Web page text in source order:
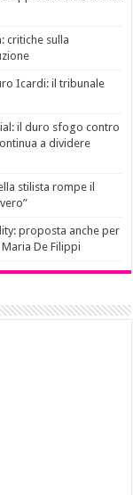
critiche sulla
Icardi: il tribunale
il duro sfogo contro
a dividere
stilista rompe il
proposta anche per
De Filippi